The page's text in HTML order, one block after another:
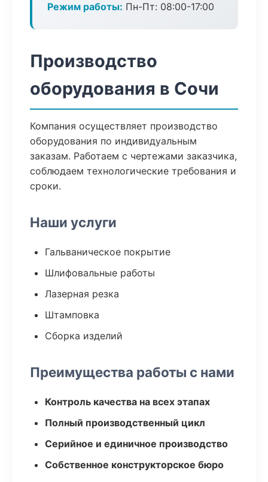
Режим работы: Пн-Пт: 08:00-17:00
Производство
оборудования в Сочи
Компания осуществляет производство
оборудования по индивидуальным
заказам. Работаем с чертежами заказчика,
соблюдаем технологические требования и
сроки.
Наши услуги
Гальваническое покрытие
Шлифовальные работы
Лазерная резка
Штамповка
Сборка изделий
Преимущества работы с нами
Контроль качества на всех этапах
Полный производственный цикл
Серийное и единичное производство
Собственное конструкторское бюро